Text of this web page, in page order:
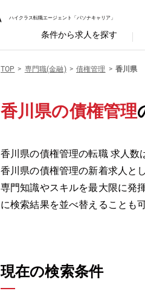
ハイクラス転職エージェント「パソナキャリア」
条件から求人を探す
TOP 専門職(金融) 債権管理 香川県
香川県の債権管理
香川県の債権管理の転職 求人数
香川県の債権管理の新着求人と
専門知識やスキルを最大限に発
に検索結果を並べ替えることも
現在の検索条件